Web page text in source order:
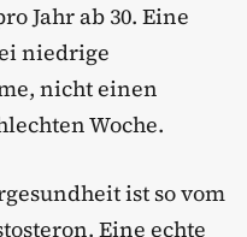
Jahr ab 30. Eine
niedrige
nicht einen
Woche.
ist so vom
Eine echte